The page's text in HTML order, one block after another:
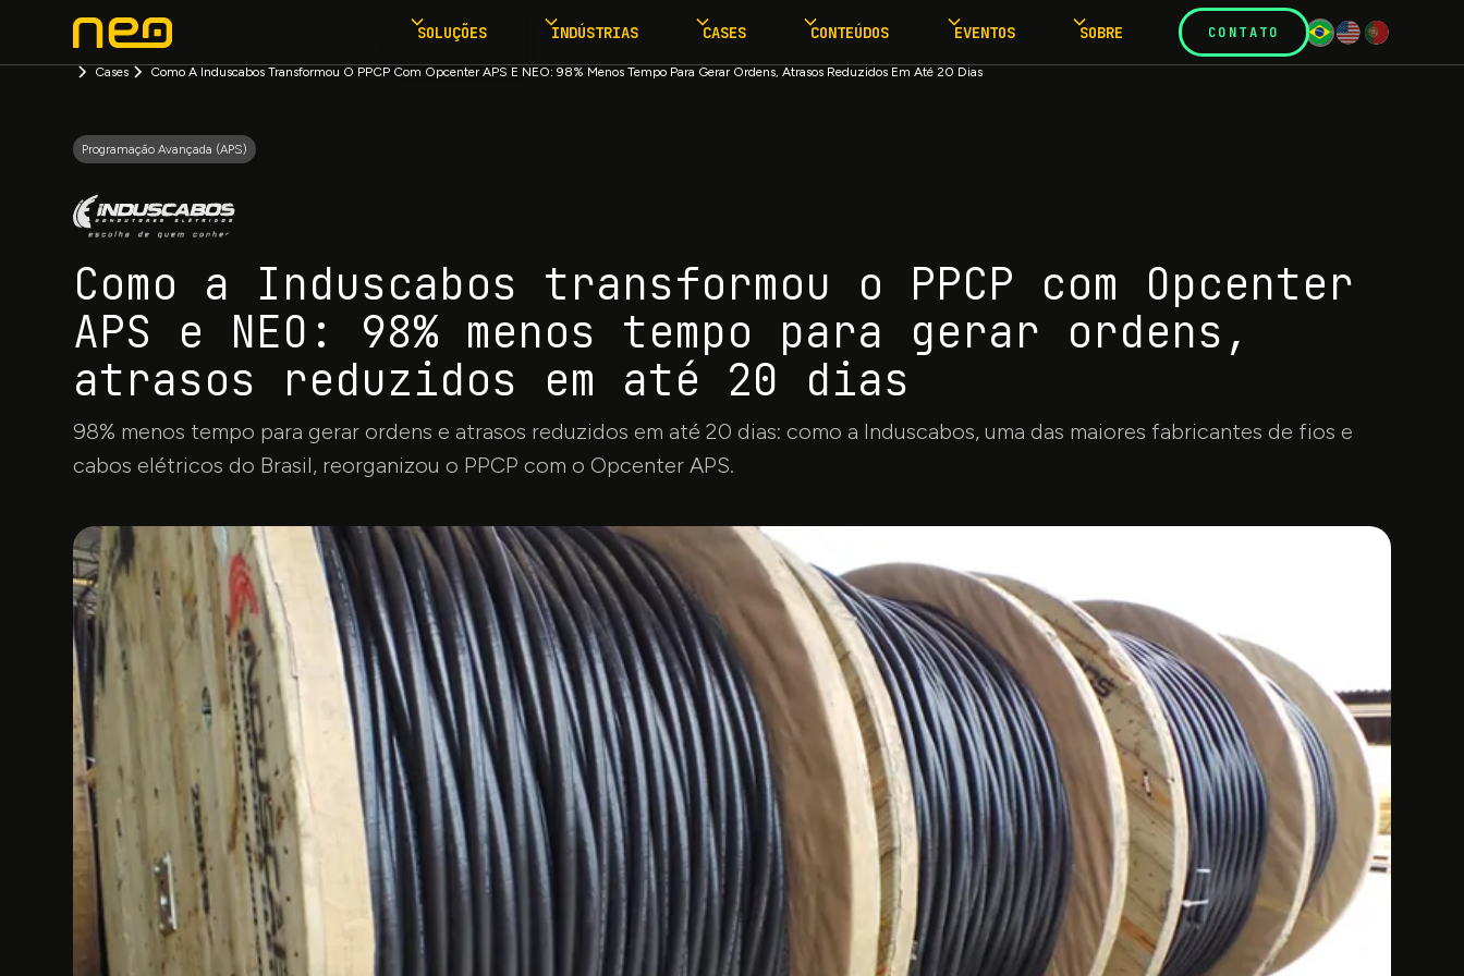
SOLUÇÕES INDÚSTRIAS CASES CONTEÚDOS EVENTOS SOBRE CONTATO
Cases Como A Induscabos Transformou O PPCP Com Opcenter APS E NEO: 98% Menos Tempo Para Gerar Ordens, Atrasos Reduzidos Em Até 20 Dias
Programação Avançada (APS)
Como a Induscabos transformou o PPCP com Opcenter
APS e NEO: 98% menos tempo para gerar ordens,
atrasos reduzidos em até 20 dias
98% menos tempo para gerar ordens e atrasos reduzidos em até 20 dias: como a Induscabos, uma das maiores fabricantes de fios e
cabos elétricos do Brasil, reorganizou o PPCP com o Opcenter APS.